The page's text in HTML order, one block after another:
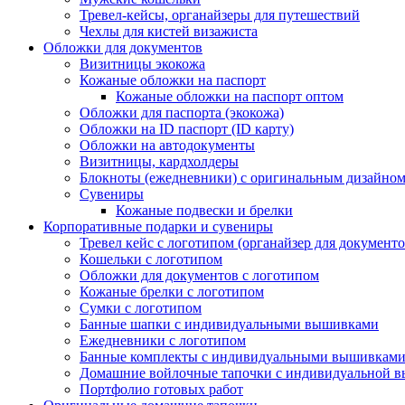
Тревел-кейсы, органайзеры для путешествий
Чехлы для кистей визажиста
Обложки для документов
Визитницы экокожа
Кожаные обложки на паспорт
Кожаные обложки на паспорт оптом
Обложки для паспорта (экокожа)
Обложки на ID паспорт (ID карту)
Обложки на автодокументы
Визитницы, кардхолдеры
Блокноты (ежедневники) с оригинальным дизайном
Сувениры
Кожаные подвески и брелки
Корпоративные подарки и сувениры
Тревел кейс с логотипом (органайзер для
Кошельки с логотипом
Обложки для документов с логотипом
Кожаные брелки с логотипом
Сумки с логотипом
Банные шапки с индивидуальными вышивками
Ежедневники с логотипом
Банные комплекты с индивидуальными вышивками
Домашние войлочные тапочки с индивидуальной
Портфолио готовых работ